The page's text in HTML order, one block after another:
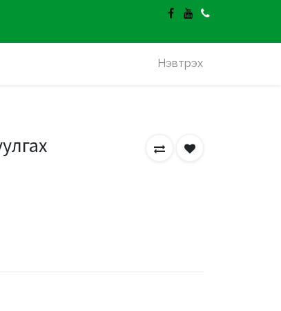
үнэгүй.
Нэвтрэх